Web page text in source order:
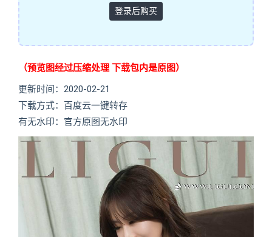
登录后购买
（预览图经过压缩处理 下载包内是原图）
更新时间：2020-02-21
下载方式：百度云一键转存
有无水印：官方原图无水印